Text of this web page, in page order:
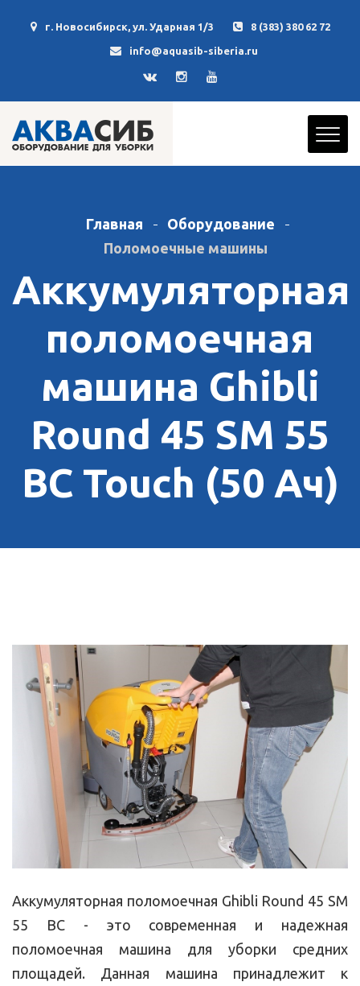
г. Новосибирск, ул. Ударная 1/3 8 (383) 380 62 72
info@aquasib-siberia.ru
Главная
Оборудование
Поломоечные машины
Аккумуляторная
поломоечная
машина Ghibli
Round 45 SM 55
BC Touch (50 Ач)
Аккумуляторная поломоечная Ghibli Round 45 SM
55 BC - это современная и надежная
поломоечная машина для уборки средних
площадей. Данная машина принадлежит к